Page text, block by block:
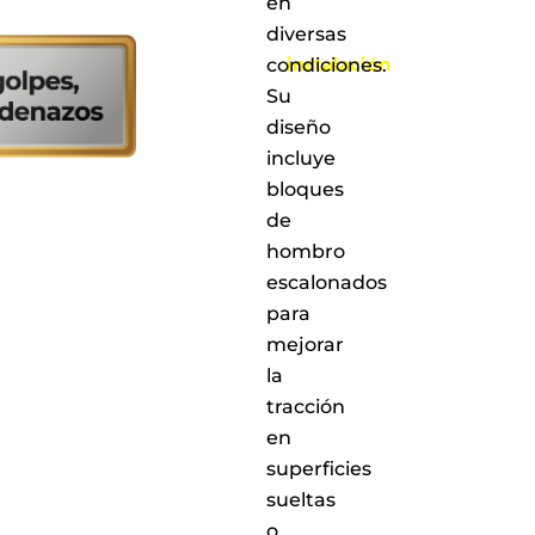
la
instalación
en
cualquiera
de
nuestros
puntos
de
servicio
a
nacional
diversas
condiciones.
Su
diseño
incluye
bloques
de
hombro
escalonados
para
mejorar
la
tracción
en
superficies
sueltas